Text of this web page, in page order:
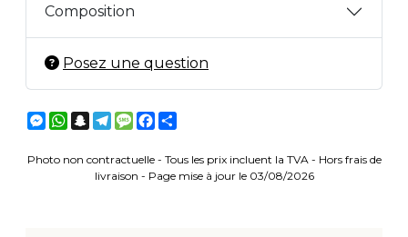
Composition
Posez une question
Messenger
WhatsApp
Snapchat
Telegram
MessageFacebook
Photo non contractuelle - Tous les prix incluent la TVA - Hors frais de
livraison - Page mise à jour le 03/08/2026